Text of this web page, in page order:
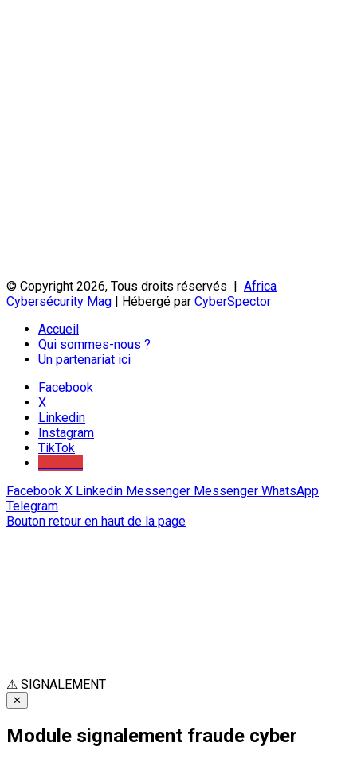
© Copyright 2026, Tous droits réservés | Africa
Cybersécurity Mag | Hébergé par CyberSpector
Accueil
Qui sommes-nous ?
Un partenariat ici
Facebook
X
Linkedin
Instagram
TikTok
Facebook X Linkedin Messenger Messenger WhatsApp
Telegram
Bouton retour en haut de la page
⚠ SIGNALEMENT
✕
Module signalement fraude cyber